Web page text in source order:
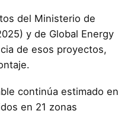
del Ministerio de
y de Global Energy
de esos proyectos,
continúa estimado en
en 21 zonas